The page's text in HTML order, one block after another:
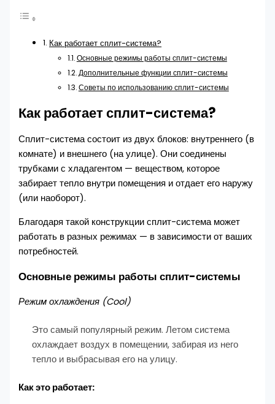
Как работает сплит-система?
Основные режимы работы сплит-системы
Дополнительные функции сплит-системы
Советы по использованию сплит-системы
Как работает сплит-система?
Сплит-система состоит из двух блоков: внутреннего (в
комнате) и внешнего (на улице). Они соединены
трубками с хладагентом — веществом, которое
забирает тепло внутри помещения и отдает его наружу
(или наоборот).
Благодаря такой конструкции сплит-система может
работать в разных режимах — в зависимости от ваших
потребностей.
Основные режимы работы сплит-системы
Режим охлаждения (Cool)
Это самый популярный режим. Летом система
охлаждает воздух в помещении, забирая из него
тепло и выбрасывая его на улицу.
Как это работает: